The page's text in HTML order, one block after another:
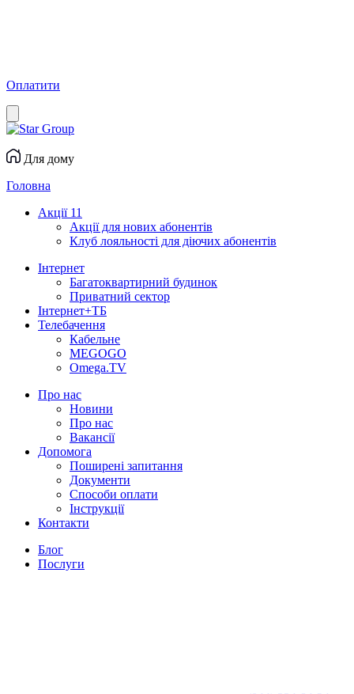
Оплатити
Для дому
Головна
Акції 11
Акції для нових абонентів
Клуб лояльності для діючих абонентів
Інтернет
Багатоквартирний будинок
Приватний сектор
Інтернет+ТБ
Телебачення
Кабельне
MEGOGO
Omega.TV
Про нас
Новини
Про нас
Вакансії
Допомога
Поширені запитання
Документи
Способи оплати
Інструкції
Контакти
Блог
Послуги